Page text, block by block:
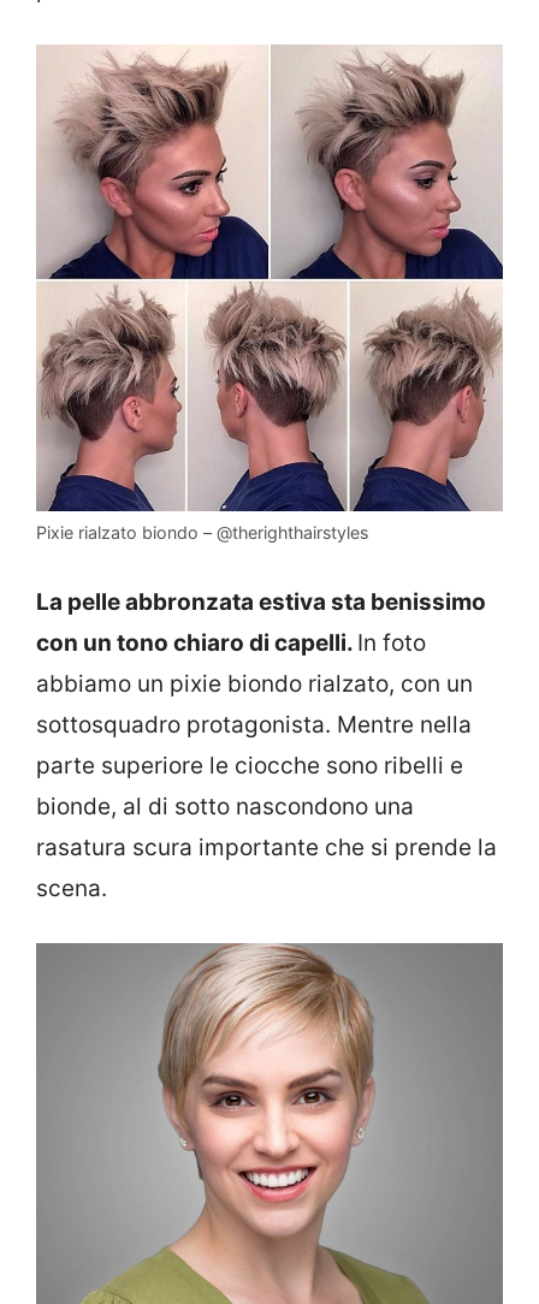
Pixie rialzato biondo – @therighthairstyles
La pelle abbronzata estiva sta benissimo
con un tono chiaro di capelli. In foto
abbiamo un pixie biondo rialzato, con un
sottosquadro protagonista. Mentre nella
parte superiore le ciocche sono ribelli e
bionde, al di sotto nascondono una
rasatura scura importante che si prende la
scena.